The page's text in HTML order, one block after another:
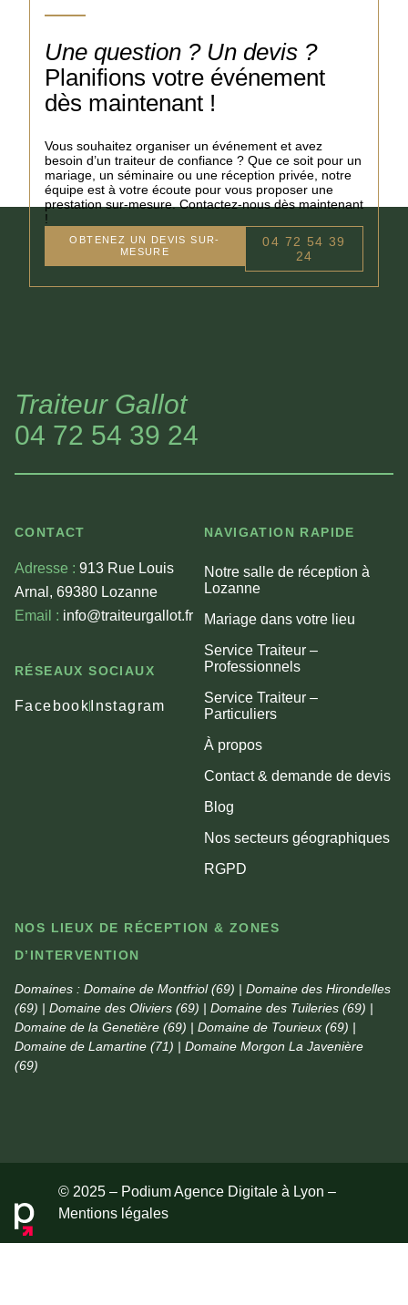
Une question ? Un devis ?
Planifions votre événement
dès maintenant !
Vous souhaitez organiser un événement et avez
besoin d’un traiteur de confiance ? Que ce soit pour un
mariage, un séminaire ou une réception privée, notre
équipe est à votre écoute pour vous proposer une
prestation sur-mesure. Contactez-nous dès maintenant
!
OBTENEZ UN DEVIS SUR-
MESURE
04 72 54 39
24
Traiteur Gallot
04 72 54 39 24
CONTACT
Adresse : 913 Rue Louis
Arnal, 69380 Lozanne
Email : info@traiteurgallot.fr
RÉSEAUX SOCIAUX
Facebook Instagram
NAVIGATION RAPIDE
Notre salle de réception à
Lozanne
Mariage dans votre lieu
Service Traiteur –
Professionnels
Service Traiteur –
Particuliers
À propos
Contact & demande de devis
Blog
Nos secteurs géographiques
RGPD
NOS LIEUX DE RÉCEPTION & ZONES
D’INTERVENTION
Domaines : Domaine de Montfriol (69) | Domaine des Hirondelles
(69) | Domaine des Oliviers (69) | Domaine des Tuileries (69) |
Domaine de la Genetière (69) | Domaine de Tourieux (69) |
Domaine de Lamartine (71) | Domaine Morgon La Javenière
(69)
© 2025 – Podium Agence Digitale à Lyon –
Mentions légales